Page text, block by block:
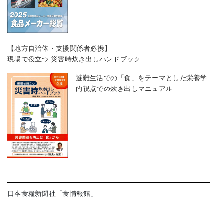
【地方自治体・支援関係者必携】
現場で役立つ 災害時炊き出しハンドブック
避難生活での「食」をテーマとした栄養学
的視点での炊き出しマニュアル
日本食糧新聞社「食情報館」